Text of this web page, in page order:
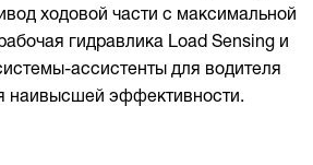
ходовой части с максимальной
гидравлика Load Sensing и
ассистенты для водителя
наивысшей эффективности.